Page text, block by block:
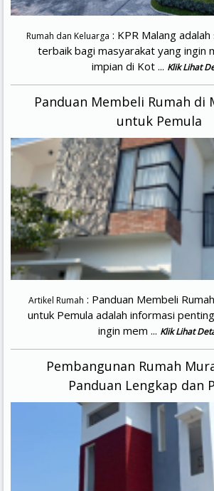
Rumah dan Keluarga : KPR Malang
terbaik bagi masyarakat yang ingin
impian di Kot ... Klik Lihat
Panduan Membeli Rumah di
untuk Pemula
Artikel Rumah : Panduan Membeli
untuk Pemula adalah informasi
ingin mem ... Klik Lihat
Pembangunan Rumah
Panduan Lengkap dan